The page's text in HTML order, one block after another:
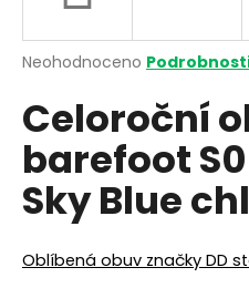
Průměrné
produktu
je
0,0
5
hvězdiček.
Neohodnoceno
Celoroční
barefoot
Sky Blue
Oblíbená obuv značky DD
j
t
?